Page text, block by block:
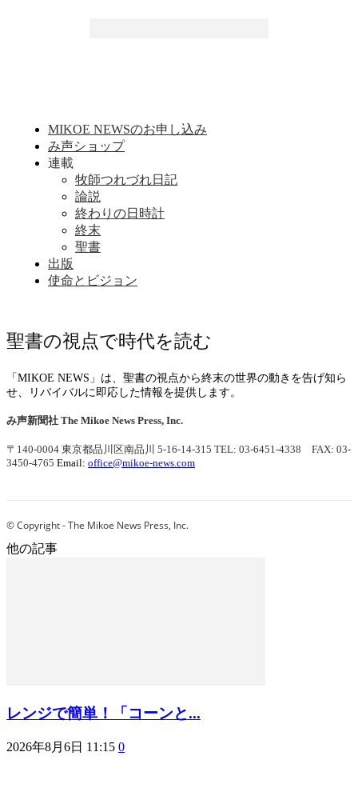
MIKOE NEWSのお申し込み
み声ショップ
連載
牧師つれづれ日記
論説
終わりの日時計
終末
聖書
出版
使命とビジョン
聖書の視点で時代を読む
「MIKOE NEWS」は、聖書の視点から終末の世界の動きを告げ知ら
せ、リバイバルに即応した情報を提供します。
み声新聞社 The Mikoe News Press, Inc.
〒140-0004 東京都品川区南品川 5-16-14-315 TEL: 03-6451-4338 FAX: 03-
3450-4765 Email: office@mikoe-news.com
© Copyright - The Mikoe News Press, Inc.
他の記事
レンジで簡単！「コーンと...
2026年8月6日 11:15 0